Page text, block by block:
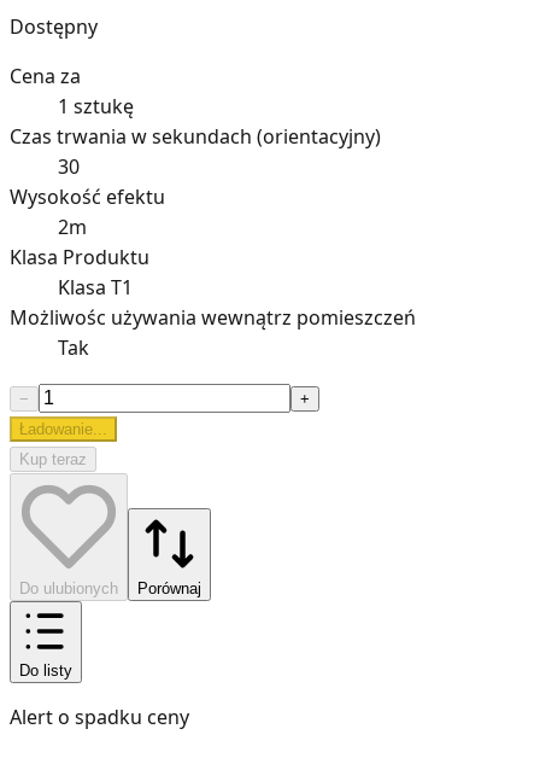
Dostępny
Cena za
1 sztukę
Czas trwania w sekundach (orientacyjny)
30
Wysokość efektu
2m
Klasa Produktu
Klasa T1
Możliwośc używania wewnątrz pomieszczeń
Tak
−
+
Ładowanie...
Kup teraz
Do ulubionych Porównaj
Do listy
Alert o spadku ceny